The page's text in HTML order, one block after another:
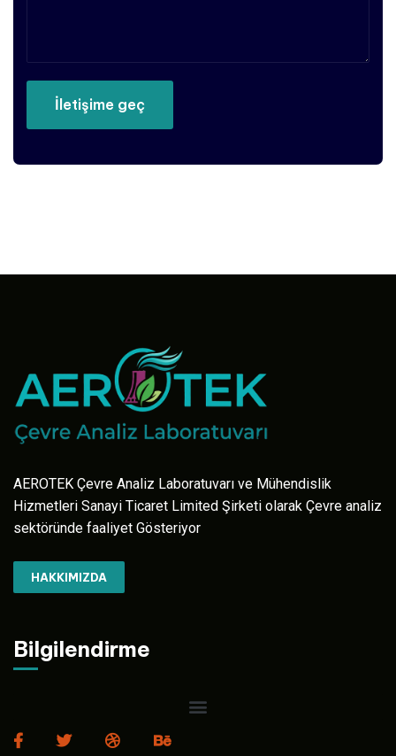
AEROTEK Çevre Analiz Laboratuvarı ve Mühendislik
Hizmetleri Sanayi Ticaret Limited Şirketi olarak Çevre analiz
sektöründe faaliyet Gösteriyor
HAKKIMIZDA
Bilgilendirme